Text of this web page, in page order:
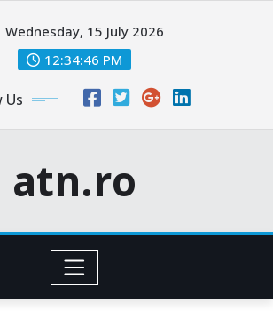
Wednesday, 15 July 2026
12:34:48 PM
Us
atn.ro